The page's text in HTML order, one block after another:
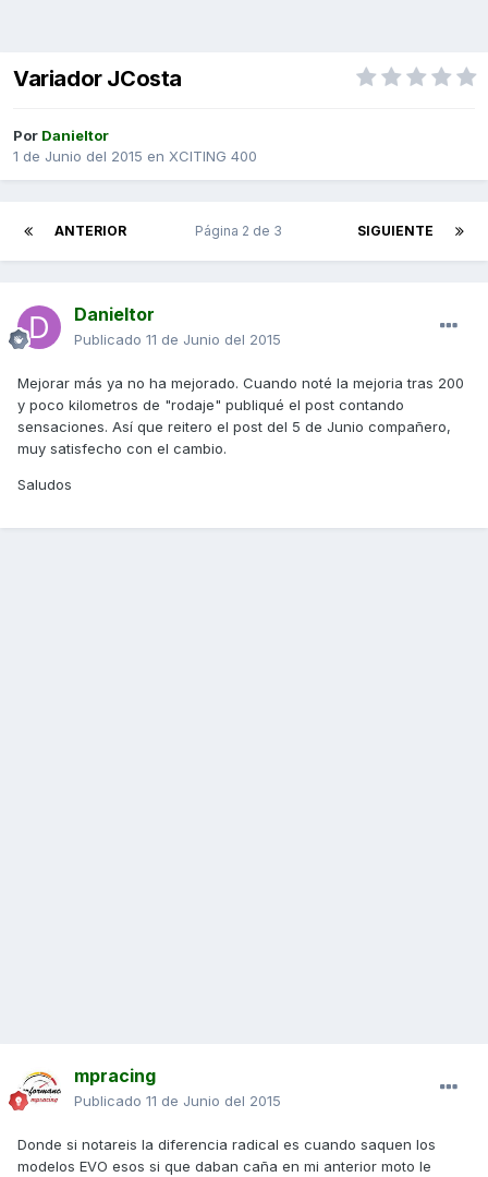
Variador JCosta
Por Danieltor
1 de Junio del 2015 en XCITING 400
ANTERIOR SIGUIENTE
Página 2 de 3
Danieltor
Publicado 11 de Junio del 2015
Mejorar más ya no ha mejorado. Cuando noté la mejoria tras 200
y poco kilometros de "rodaje" publiqué el post contando
sensaciones. Así que reitero el post del 5 de Junio compañero,
muy satisfecho con el cambio.
Saludos
mpracing
Publicado 11 de Junio del 2015
Donde si notareis la diferencia radical es cuando saquen los
modelos EVO esos si que daban caña en mi anterior moto le